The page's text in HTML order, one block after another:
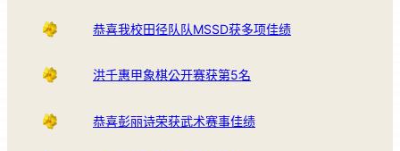
恭喜我校田径队队MSSD获多项佳绩
洪千惠甲象棋公开赛获第5名
恭喜彭丽诗荣获武术赛事佳绩